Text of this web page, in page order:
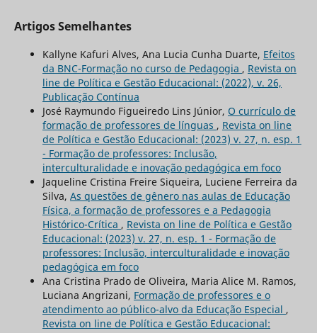
Artigos Semelhantes
Kallyne Kafuri Alves, Ana Lucia Cunha Duarte, Efeitos
da BNC-Formação no curso de Pedagogia , Revista on
line de Política e Gestão Educacional: (2022), v. 26,
Publicação Contínua
José Raymundo Figueiredo Lins Júnior, O currículo de
formação de professores de línguas , Revista on line
de Política e Gestão Educacional: (2023) v. 27, n. esp. 1
- Formação de professores: Inclusão,
interculturalidade e inovação pedagógica em foco
Jaqueline Cristina Freire Siqueira, Luciene Ferreira da
Silva, As questões de gênero nas aulas de Educação
Física, a formação de professores e a Pedagogia
Histórico-Crítica , Revista on line de Política e Gestão
Educacional: (2023) v. 27, n. esp. 1 - Formação de
professores: Inclusão, interculturalidade e inovação
pedagógica em foco
Ana Cristina Prado de Oliveira, Maria Alice M. Ramos,
Luciana Angrizani, Formação de professores e o
atendimento ao público-alvo da Educação Especial ,
Revista on line de Política e Gestão Educacional: